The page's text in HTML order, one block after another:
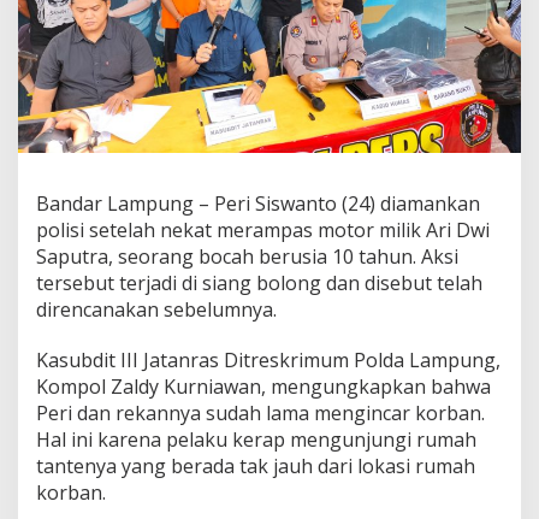
n
M
o
t
o
r
M
i
k
B
o
c
a
d
i
B
a
n
d
Bandar Lampung – Peri Siswanto (24) diamankan
polisi setelah nekat merampas motor milik Ari Dwi
Saputra, seorang bocah berusia 10 tahun. Aksi
tersebut terjadi di siang bolong dan disebut telah
direncanakan sebelumnya.
Kasubdit III Jatanras Ditreskrimum Polda Lampung,
Kompol Zaldy Kurniawan, mengungkapkan bahwa
Peri dan rekannya sudah lama mengincar korban.
Hal ini karena pelaku kerap mengunjungi rumah
tantenya yang berada tak jauh dari lokasi rumah
korban.